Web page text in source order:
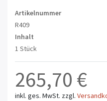
Artikelnummer
R409
Inhalt
1 Stück
265,70 €
inkl. ges. MwSt. zzgl.